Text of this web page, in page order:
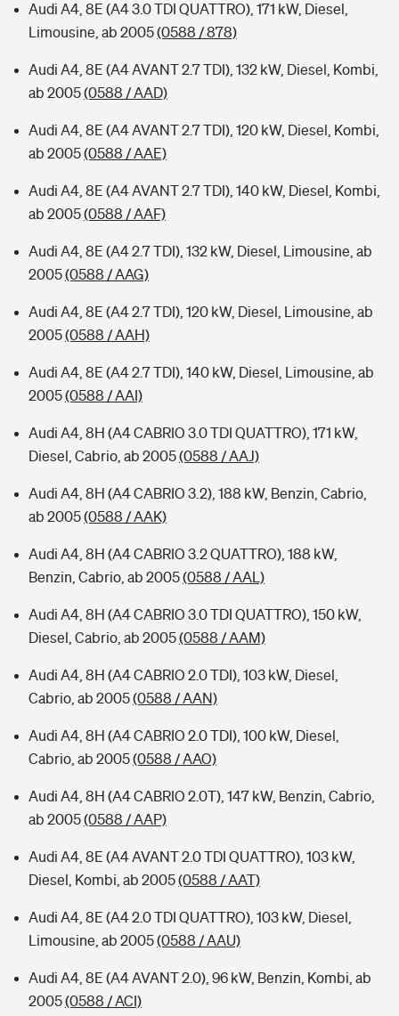
Audi A4, 8E (A4 3.0 TDI QUATTRO), 171 kW, Diesel,
Limousine, ab 2005(0588 / 878)
Audi A4, 8E (A4 AVANT 2.7 TDI), 132 kW, Diesel, Kombi,
ab 2005(0588 / AAD)
Audi A4, 8E (A4 AVANT 2.7 TDI), 120 kW, Diesel, Kombi,
ab 2005(0588 / AAE)
Audi A4, 8E (A4 AVANT 2.7 TDI), 140 kW, Diesel, Kombi,
ab 2005(0588 / AAF)
Audi A4, 8E (A4 2.7 TDI), 132 kW, Diesel, Limousine, ab
2005(0588 / AAG)
Audi A4, 8E (A4 2.7 TDI), 120 kW, Diesel, Limousine, ab
2005(0588 / AAH)
Audi A4, 8E (A4 2.7 TDI), 140 kW, Diesel, Limousine, ab
2005(0588 / AAI)
Audi A4, 8H (A4 CABRIO 3.0 TDI QUATTRO), 171 kW,
Diesel, Cabrio, ab 2005(0588 / AAJ)
Audi A4, 8H (A4 CABRIO 3.2), 188 kW, Benzin, Cabrio,
ab 2005(0588 / AAK)
Audi A4, 8H (A4 CABRIO 3.2 QUATTRO), 188 kW,
Benzin, Cabrio, ab 2005(0588 / AAL)
Audi A4, 8H (A4 CABRIO 3.0 TDI QUATTRO), 150 kW,
Diesel, Cabrio, ab 2005(0588 / AAM)
Audi A4, 8H (A4 CABRIO 2.0 TDI), 103 kW, Diesel,
Cabrio, ab 2005(0588 / AAN)
Audi A4, 8H (A4 CABRIO 2.0 TDI), 100 kW, Diesel,
Cabrio, ab 2005(0588 / AAO)
Audi A4, 8H (A4 CABRIO 2.0T), 147 kW, Benzin, Cabrio,
ab 2005(0588 / AAP)
Audi A4, 8E (A4 AVANT 2.0 TDI QUATTRO), 103 kW,
Diesel, Kombi, ab 2005(0588 / AAT)
Audi A4, 8E (A4 2.0 TDI QUATTRO), 103 kW, Diesel,
Limousine, ab 2005(0588 / AAU)
Audi A4, 8E (A4 AVANT 2.0), 96 kW, Benzin, Kombi, ab
2005(0588 / ACI)